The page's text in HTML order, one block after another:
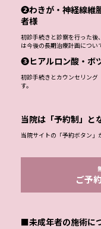
❷わきが・神経線維
者様
初診手続きと診察を行った後
は今後の長期治療計画につい
❸ヒアルロン酸・ボ
初診手続きとカウンセリン
す。
当院は「予約制」と
当院サイトの「予約ボタン」
ご予
■未成年者の施術に